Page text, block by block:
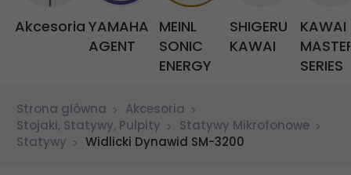
Akcesoria YAMAHA
AGENT
MEINL
SONIC
ENERGY
SHIGERU
KAWAI
KAWAI
SERIES
Strona główna
Akcesoria
Stojaki, Statywy, Pulpity
Statywy Mikrofonowe
Statywy
Widlicki Dynawid SM-3200